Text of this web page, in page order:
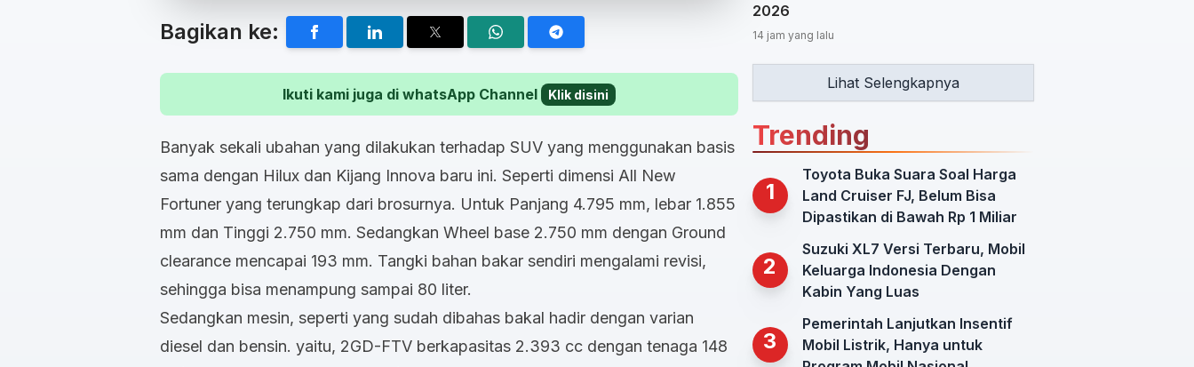
Bagikan ke:
Ikuti kami juga di whatsApp Channel Klik disini
Banyak sekali ubahan yang dilakukan terhadap SUV yang menggunakan basis
sama dengan Hilux dan Kijang Innova baru ini. Seperti dimensi All New
Fortuner yang terungkap dari brosurnya. Untuk Panjang 4.795 mm, lebar 1.855
mm dan Tinggi 2.750 mm. Sedangkan Wheel base 2.750 mm dengan Ground
clearance mencapai 193 mm. Tangki bahan bakar sendiri mengalami revisi,
sehingga bisa menampung sampai 80 liter.
Sedangkan mesin, seperti yang sudah dibahas bakal hadir dengan varian
diesel dan bensin. yaitu, 2GD-FTV berkapasitas 2.393 cc dengan tenaga 148
2026
14 jam yang lalu
Lihat Selengkapnya
Trending
1
Toyota Buka Suara Soal Harga
Land Cruiser FJ, Belum Bisa
Dipastikan di Bawah Rp 1 Miliar
2
Suzuki XL7 Versi Terbaru, Mobil
Keluarga Indonesia Dengan
Kabin Yang Luas
3
Pemerintah Lanjutkan Insentif
Mobil Listrik, Hanya untuk